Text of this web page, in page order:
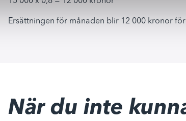
Ersättningen för månaden blir 12 000 kronor
När du inte